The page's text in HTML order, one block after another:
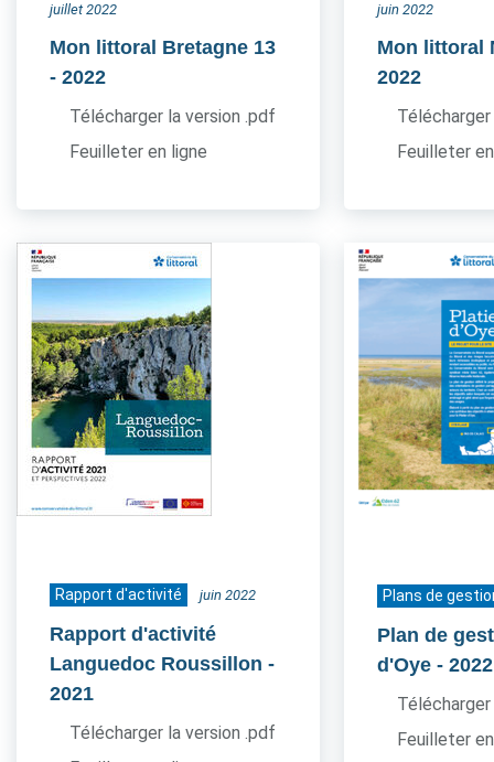
juillet 2022
Mon littoral Bretagne 13
- 2022
Télécharger la version .pdf
Feuilleter en ligne
juin 2022
Mon littoral
2022
Feuilleter
Rapport d'activité juin 2022
Rapport d'activité
Languedoc Roussillon -
2021
Télécharger la version .pdf
Plans de
Plan de
d'Oye - 2022
Feuilleter